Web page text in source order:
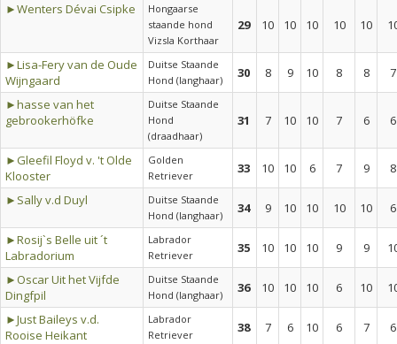
►Wenters Dévai Csipke
Hongaarse
staande hond
Vizsla Korthaar
29 10 10 10 10 10
►Lisa-Fery van de Oude
Wijngaard
Duitse Staande
Hond (langhaar)
30 8 9 10 8 8
7
►hasse van het
gebrookerhöfke
Duitse Staande
Hond
(draadhaar)
31 7 10 10 7 6 6
►Gleefil Floyd v. 't Olde
Klooster
Golden
Retriever
33 10 10 6 7 9
8
►Sally v.d Duyl
Duitse Staande
Hond (langhaar)
34 9 10 10 10 10
6
►Rosij`s Belle uit ´t
Labradorium
Labrador
Retriever
35 10 10 10 9 9
►Oscar Uit het Vijfde
Dingfpil
Duitse Staande
Hond (langhaar)
36 10 10 10 6 10
►Just Baileys v.d.
Rooise Heikant
Labrador
Retriever
38 7 6 10 6 7
6